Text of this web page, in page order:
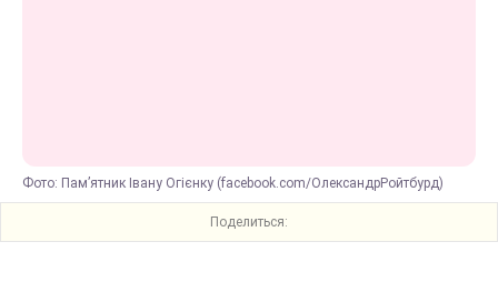
Фото: Пам’ятник Івану Огієнку (facebook.com/ОлександрРойтбурд)
Поделиться: